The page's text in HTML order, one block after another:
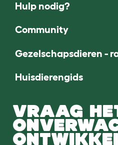
Hulp nodig?
Community
Gezelschapsdieren -
Huisdierengids
VRAAG